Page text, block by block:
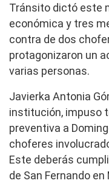
Tránsito dictó este
económica y tres
contra de dos
protagonizaron un
varias personas.
Javierka Antonia
institución, impuso
preventiva a
choferes
Este deberás
de San Fernando